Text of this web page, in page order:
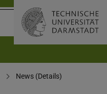
News (Details)